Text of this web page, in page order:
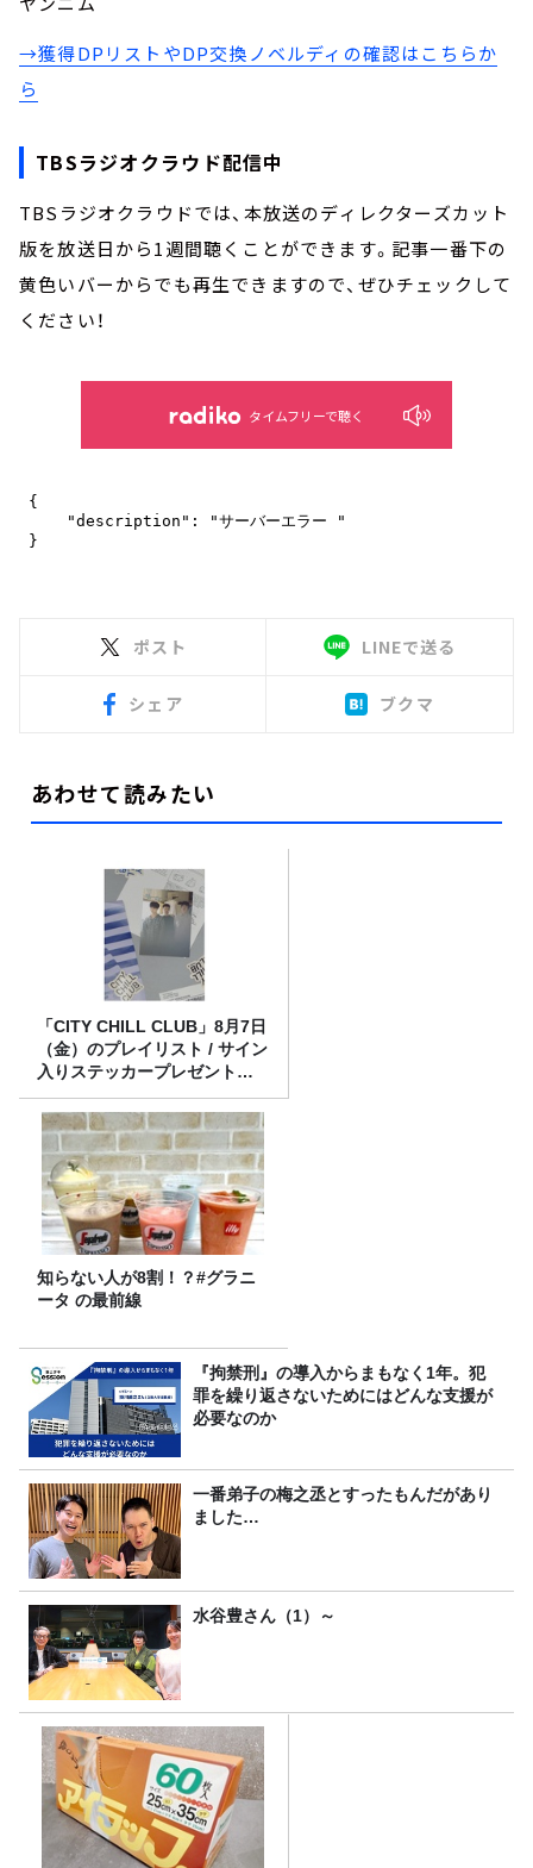
→獲得DPリストやDP交換ノベルディの確認はこちらか
ら
TBSラジオクラウド配信中
TBSラジオクラウドでは、本放送のディレクターズカット
版を放送日から1週間聴くことができます。記事一番下の
黄色いバーからでも再生できますので、ぜひチェックして
ください！
タイムフリーで聴く
ポスト LINEで送る
シェア ブクマ
あわせて読みたい
「CITY CHILL CLUB」8月7日
（金）のプレイリスト / サイン
入りステッカープレゼント有
り
知らない人が8割！？#グラニ
ータ の最前線
『拘禁刑』の導入からまもなく1年。犯
罪を繰り返さないためにはどんな支援が
必要なのか
一番弟子の梅之丞とすったもんだがあり
ました…
水谷豊さん（1）～